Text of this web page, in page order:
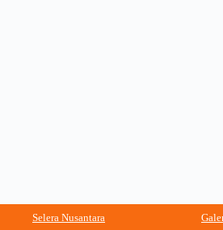
Selera Nusantara